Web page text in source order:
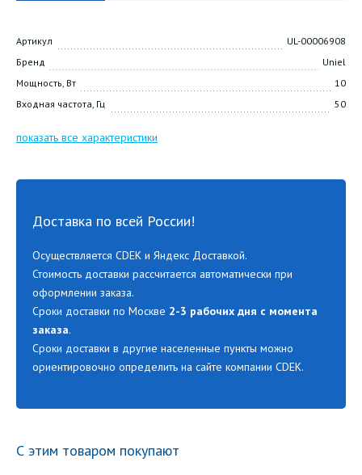
Артикул
UL-00006908
Бренд
Uniel
Мощность, Вт
10
Входная частота, Гц
50
показать все характеристики
Доставка по всей России!
Осуществляется CDEK и Яндекс Доставкой.
Стоимость доставки рассчитается автоматически при
оформлении заказа.
Сроки доставки по Москве 2-3 рабочих дня с момента
заказа.
Сроки доставки в другие населенные пункты можно
ориентировочно определить на сайте компании CDEK.
С этим товаром покупают